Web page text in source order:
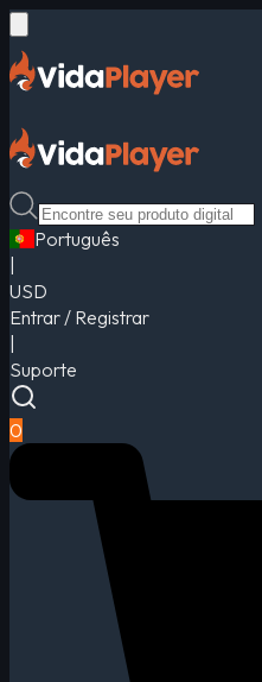
Português
USD
Entrar / Registrar
Suporte
0